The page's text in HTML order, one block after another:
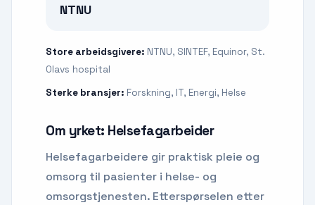
NTNU
Store arbeidsgivere: NTNU, SINTEF, Equinor, St.
Olavs hospital
Sterke bransjer: Forskning, IT, Energi, Helse
Om yrket: Helsefagarbeider
Helsefagarbeidere gir praktisk pleie og
omsorg til pasienter i helse- og
omsorgstjenesten. Etterspørselen etter